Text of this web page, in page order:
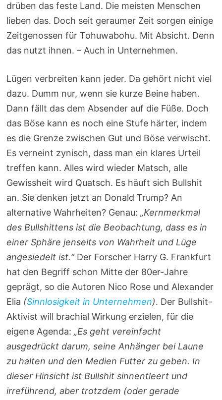
drüben das feste Land. Die meisten Menschen
lieben das. Doch seit geraumer Zeit sorgen einige
Zeitgenossen für Tohuwabohu. Mit Absicht. Denn
das nutzt ihnen. – Auch in Unternehmen.
Lügen verbreiten kann jeder. Da gehört nicht viel
dazu. Dumm nur, wenn sie kurze Beine haben.
Dann fällt das dem Absender auf die Füße. Doch
das Böse kann es noch eine Stufe härter, indem
es die Grenze zwischen Gut und Böse verwischt.
Es verneint zynisch, dass man ein klares Urteil
treffen kann. Alles wird wieder Matsch, alle
Gewissheit wird Quatsch. Es häuft sich Bullshit
an. Sie denken jetzt an Donald Trump? An
alternative Wahrheiten? Genau:„Kernmerkmal
des Bullshittens ist die Beobachtung, dass es in
einer Sphäre jenseits von Wahrheit und Lüge
angesiedelt ist.“Der Forscher Harry G. Frankfurt
hat den Begriff schon Mitte der 80er-Jahre
geprägt, so die Autoren Nico Rose und Alexander
Elia (Sinnlosigkeit in Unternehmen). Der Bullshit-
Aktivist will brachial Wirkung erzielen, für die
eigene Agenda:„Es geht vereinfacht
ausgedrückt darum, seine Anhänger bei Laune
zu halten und den Medien Futter zu geben. In
dieser Hinsicht ist Bullshit sinnentleert und
irreführend, aber trotzdem (oder gerade